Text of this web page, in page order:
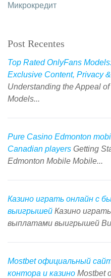
Микрокредит
Post Recentes
Top Rated OnlyFans
Exclusive Content, Privacy
Understanding the Appeal
Models...
Pure Casino Edmonton
Canadian players Getting
Edmonton Mobile Mobile...
Казино играть онлайн с
выигрышей Казино
выплатами выигрышей
Mostbet официальный
контора и казино Mostbet